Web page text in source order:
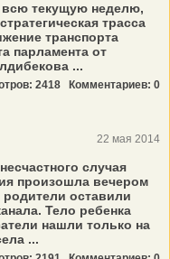
всю текущую неделю,
трасса
транспорта
парламента от
...
2418 Комментариев: 0
22 мая 2014
случая
произошла вечером
оставили
Тело ребенка
нашли только на
...